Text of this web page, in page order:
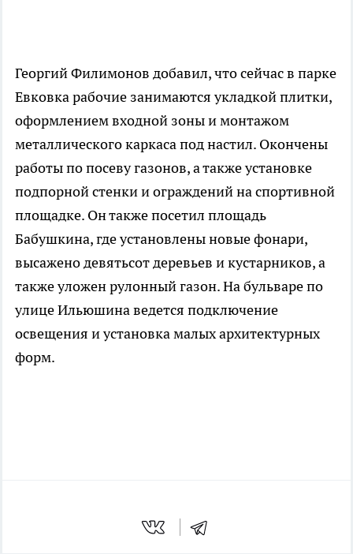
Георгий Филимонов добавил, что сейчас в парке
Евковка рабочие занимаются укладкой плитки,
оформлением входной зоны и монтажом
металлического каркаса под настил. Окончены
работы по посеву газонов, а также установке
подпорной стенки и ограждений на спортивной
площадке. Он также посетил площадь
Бабушкина, где установлены новые фонари,
высажено девятьсот деревьев и кустарников, а
также уложен рулонный газон. На бульваре по
улице Ильюшина ведется подключение
освещения и установка малых архитектурных
форм.